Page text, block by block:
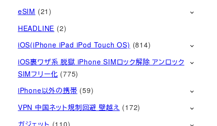
eSIM (21)
HEADLINE (2)
iOS(iPhone iPad iPod Touch OS) (814)
iOS裏ワザ系 脱獄 iPhone SIMロック解除 アンロック
SIMフリー化 (775)
iPhone以外の携帯 (59)
VPN 中国ネット規制回避 壁越え (172)
ガジェット (110)